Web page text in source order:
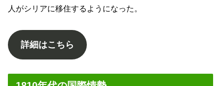
人がシリアに移住するようになった。
詳細はこちら